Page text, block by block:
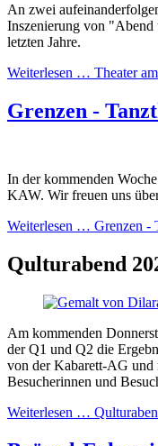
An zwei
Inszenierung von "Abend
letzten Jahre.
Weiterlesen … Theater
Grenzen -
In der kommenden
KAW. Wir freuen uns
Weiterlesen … Grenzen -
Qulturabend
Am kommenden
der Q1 und Q2 die
von der Kabarett-AG und
Besucherinnen und
Weiterlesen …